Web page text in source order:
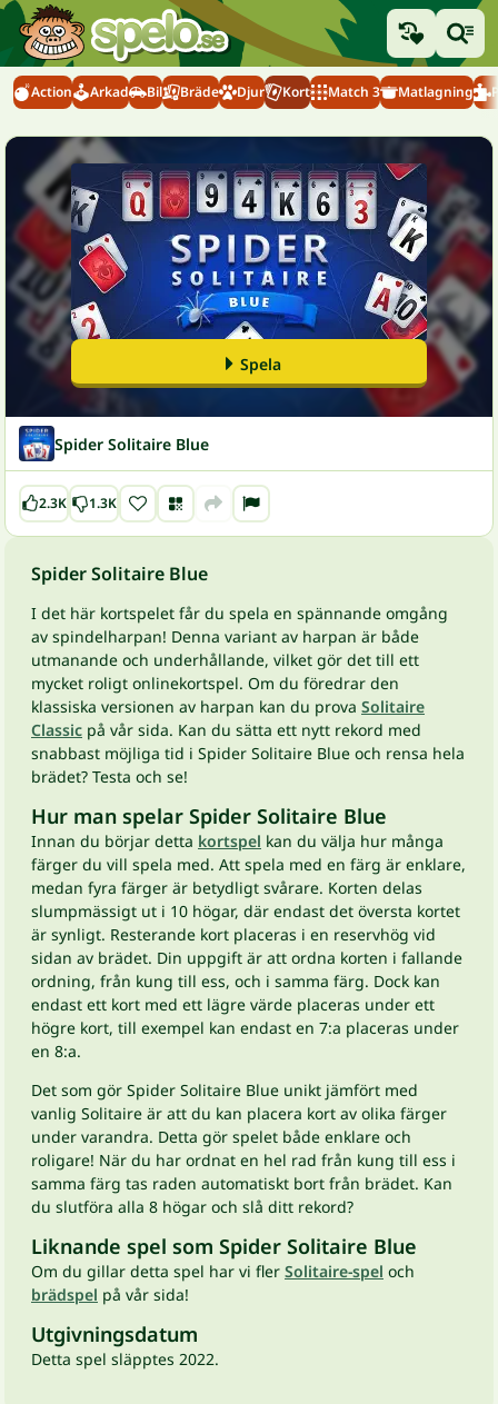
Action Arkad Bil Bräde Djur Kort Match 3 Matlagning
Spela
Spider Solitaire Blue
2.3K 1.3K
Spider Solitaire Blue
I det här kortspelet får du spela en spännande omgång
av spindelharpan! Denna variant av harpan är både
utmanande och underhållande, vilket gör det till ett
mycket roligt onlinekortspel. Om du föredrar den
klassiska versionen av harpan kan du prova Solitaire
Classic på vår sida. Kan du sätta ett nytt rekord med
snabbast möjliga tid i Spider Solitaire Blue och rensa hela
brädet? Testa och se!
Hur man spelar Spider Solitaire Blue
Innan du börjar detta kortspel kan du välja hur många
färger du vill spela med. Att spela med en färg är enklare,
medan fyra färger är betydligt svårare. Korten delas
slumpmässigt ut i 10 högar, där endast det översta kortet
är synligt. Resterande kort placeras i en reservhög vid
sidan av brädet. Din uppgift är att ordna korten i fallande
ordning, från kung till ess, och i samma färg. Dock kan
endast ett kort med ett lägre värde placeras under ett
högre kort, till exempel kan endast en 7:a placeras under
en 8:a.
Det som gör Spider Solitaire Blue unikt jämfört med
vanlig Solitaire är att du kan placera kort av olika färger
under varandra. Detta gör spelet både enklare och
roligare! När du har ordnat en hel rad från kung till ess i
samma färg tas raden automatiskt bort från brädet. Kan
du slutföra alla 8 högar och slå ditt rekord?
Liknande spel som Spider Solitaire Blue
Om du gillar detta spel har vi fler Solitaire-spel och
brädspel på vår sida!
Utgivningsdatum
Detta spel släpptes 2022.